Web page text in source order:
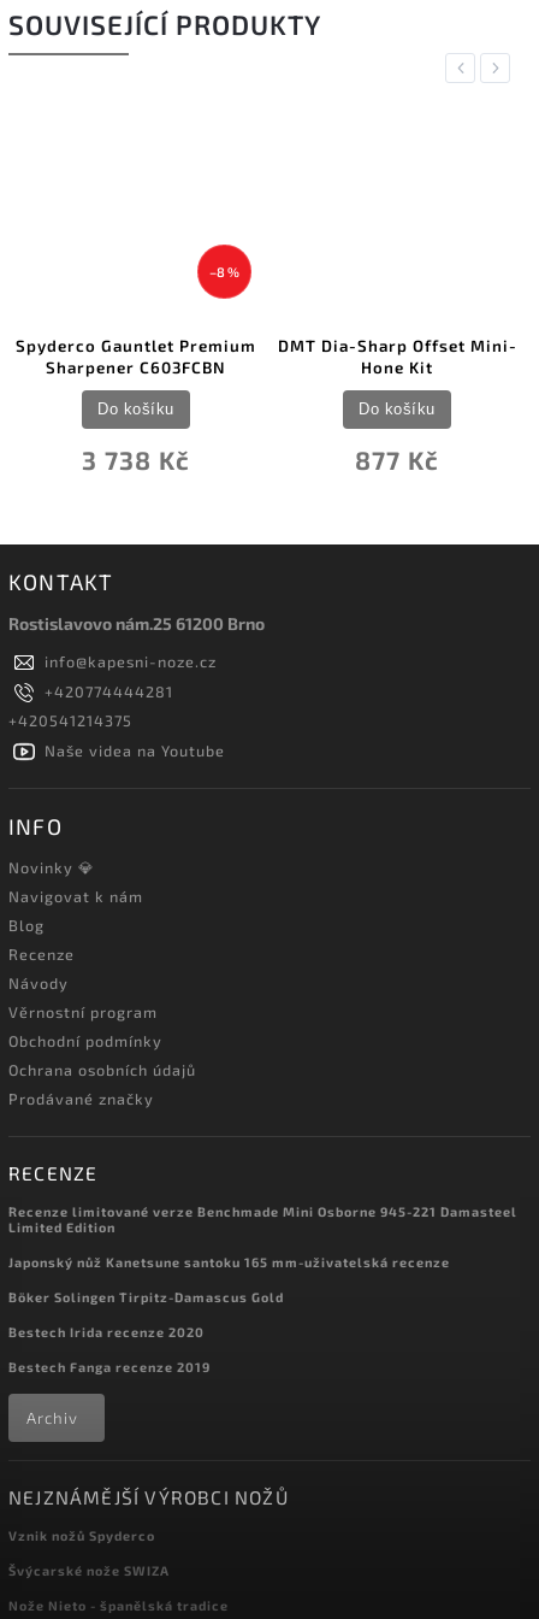
SOUVISEJÍCÍ PRODUKTY
Previous
Gauntlet Premium
C603FCBN
3 738 Kč
DMT Dia-Sharp Offset Mini-
877 Kč
DMT
Next
KONTAKT
Rostislavovo nám.25 61200 Brno
info@kapesni-noze.cz
+420774444281
+420541214375
Naše videa na Youtube
INFO
Novinky 💎
Navigovat k nám
Blog
Recenze
Návody
Věrnostní program
Obchodní podmínky
Ochrana osobních údajů
Prodávané značky
RECENZE
Recenze limitované verze Benchmade Mini Osborne 945-221 Damasteel
Limited Edition
Japonský nůž Kanetsune santoku 165 mm-uživatelská recenze
Böker Solingen Tirpitz-Damascus Gold
Bestech Irida recenze 2020
Bestech Fanga recenze 2019
Archiv
NEJZNÁMĚJŠÍ VÝROBCI NOŽŮ
Vznik nožů Spyderco
Švýcarské nože SWIZA
Nože Nieto - španělská tradice